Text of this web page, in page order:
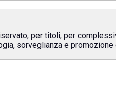
per titoli, per
sorveglianza e promozione